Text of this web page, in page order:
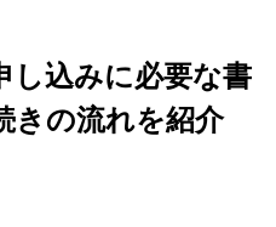
し込みに必要な書
きの流れを紹介